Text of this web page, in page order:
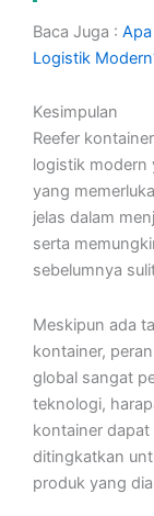
Baca Juga :
Logistik
Kesimpulan
Reefer
logistik modern
yang
jelas dalam
serta
sebelumnya
Meskipun ada
kontainer,
global sangat
teknologi,
kontainer
ditingkatkan
produk yang